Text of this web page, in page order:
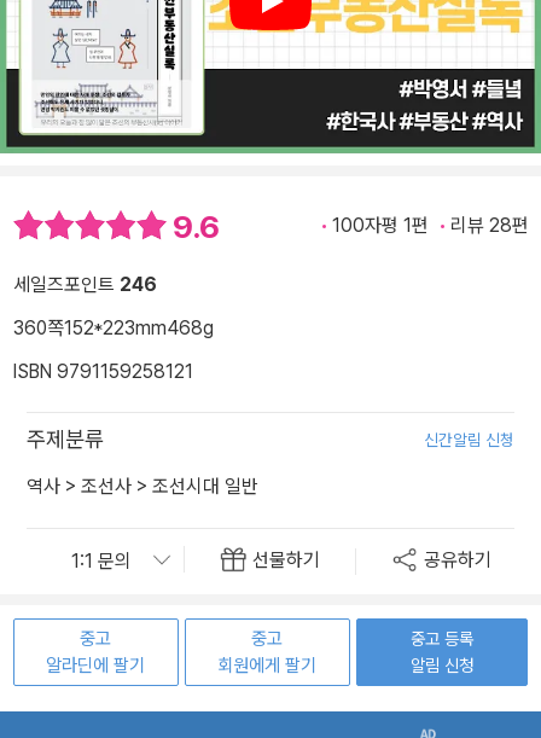
Play
9.6 100자평 1편 리뷰 28편
세일즈포인트 246
360쪽152*223mm468g
ISBN 9791159258121
주제분류 신간알림 신청
역사 > 조선사 > 조선시대 일반
선물하기 공유하기
중고
알라딘에 팔기
중고
회원에게 팔기
중고 등록
알림 신청